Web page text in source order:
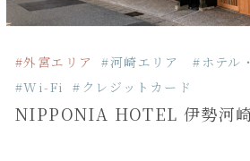
#外宮エリア #河崎エリア #ホテル
#Wi-Fi
#クレジットカード
NIPPONIA HOTEL 伊勢河